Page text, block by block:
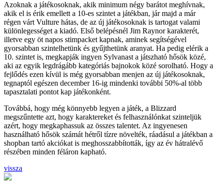
Azoknak a játékosoknak, akik minimum négy barátot meghívnak,
akik el is érik emellett a 10-es szintet a játékban, jár majd a már
régen várt Vulture hátas, de az új játékosoknak is tartogat valami
különlegességet a kiadó. Első belépésnél Jim Raynor karakterét,
illetve egy öt napos stimpacket kapnak, aminek segítségével
gyorsabban szintelhetünk és gyűjthetünk aranyat. Ha pedig elérik a
10. szintet is, megkapják ingyen Sylvanast a játszható hősök közé,
aki az egyik legdrágább kategóriás bajnokok közé sorolható. Hogy a
fejlődés ezen kívül is még gyorsabban menjen az új játékosoknak,
tegnaptól egészen december 16-ig mindenki további 50%-al több
tapasztalati pontot kap játékonként.
Továbbá, hogy még könnyebb legyen a játék, a Blizzard
megszűntette azt, hogy karaktereket és felhasználónkat szinteljük
azért, hogy megkaphassuk az összes talentet. Az ingyenesen
használható hősök számát hétről tízre növelték, ráadásul a játékban a
shopban tartó akciókat is meghosszabbították, így az év hátralévő
részében minden féláron kapható.
vissza